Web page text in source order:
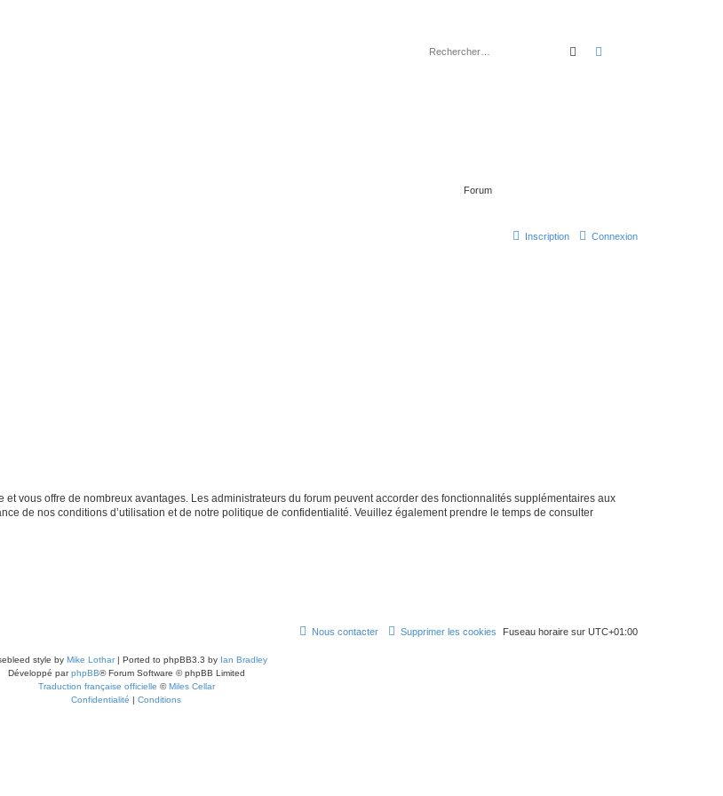
Forum
rechercher
Connexion
Inscription
vous offre de nombreux avantages. Les administrateurs du forum peuvent accorder des fonctionnalités supplémentaires aux
de nos conditions d’utilisation et de notre politique de confidentialité. Veuillez également prendre le temps de consulter
Fuseau horaire sur UTC+01:00
Supprimer les cookies
Nous contacter
style by Mike Lothar| Ported to phpBB3.3 by Ian Bradley
Développé parphpBB® Forum Software © phpBB Limited
Traduction française officielle ©Miles Cellar
Confidentialité | Conditions